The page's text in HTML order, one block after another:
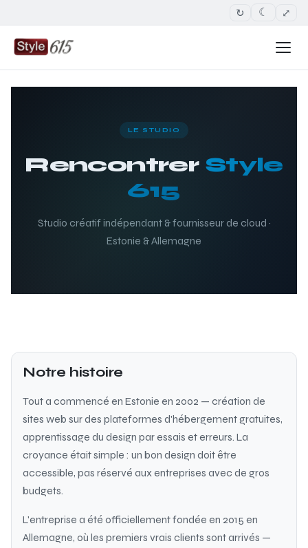
↻ ☾ ⤢
LE STUDIO
Rencontrer Style
615
Studio créatif indépendant & fournisseur de cloud ·
Estonie & Allemagne
Notre histoire
Tout a commencé en Estonie en 2002 — création de
sites web sur des plateformes d'hébergement gratuites,
apprentissage du design par essais et erreurs. La
croyance était simple : un bon design doit être
accessible, pas réservé aux entreprises avec de gros
budgets.
L'entreprise a été officiellement fondée en 2015 en
Allemagne, où les premiers vrais clients sont arrivés —